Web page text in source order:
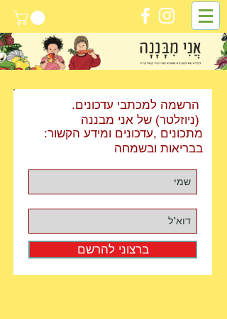
.הרשמה למכתבי עדכונים
(ניוזלטר) של אני מבננה
:מתכונים ,עדכונים ומידע הקשור
בבריאות ובשמחה
ברצוני להרשם